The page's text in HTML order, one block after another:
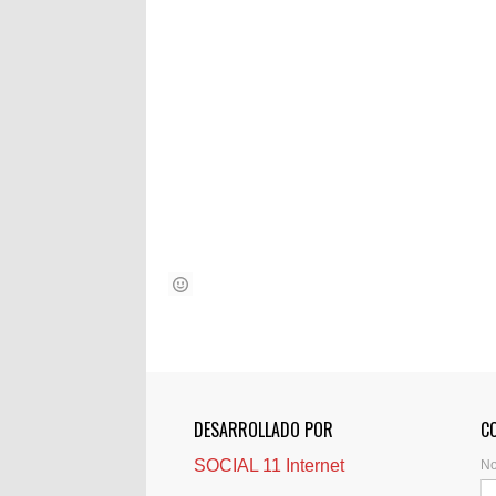
DESARROLLADO POR
SOCIAL 11 Internet